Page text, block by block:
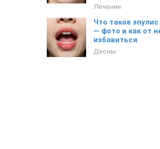
Лечение
Что такое
— фото и как от
избавиться
Десны